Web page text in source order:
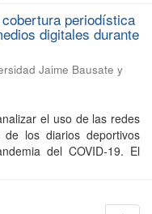
periodística
digitales durante
Jaime Bausate y
el uso de las redes
los diarios deportivos
del COVID-19. El